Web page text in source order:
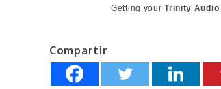
Getting yourTrinity Audio
Compartir